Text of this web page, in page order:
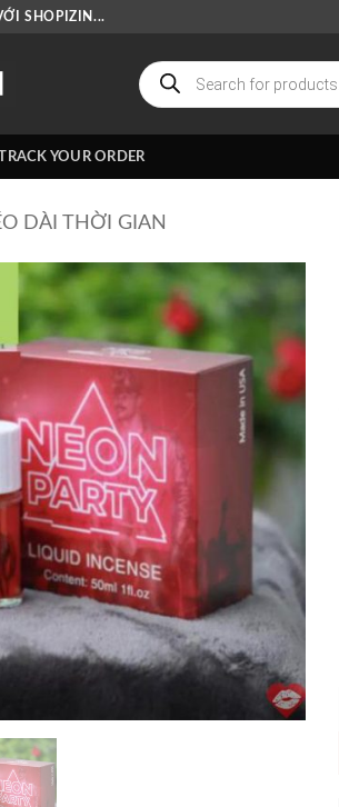
SHOPIZIN...
Tìm
kiếm
sản
phẩm
YOUR ORDER
DÀI THỜI GIAN